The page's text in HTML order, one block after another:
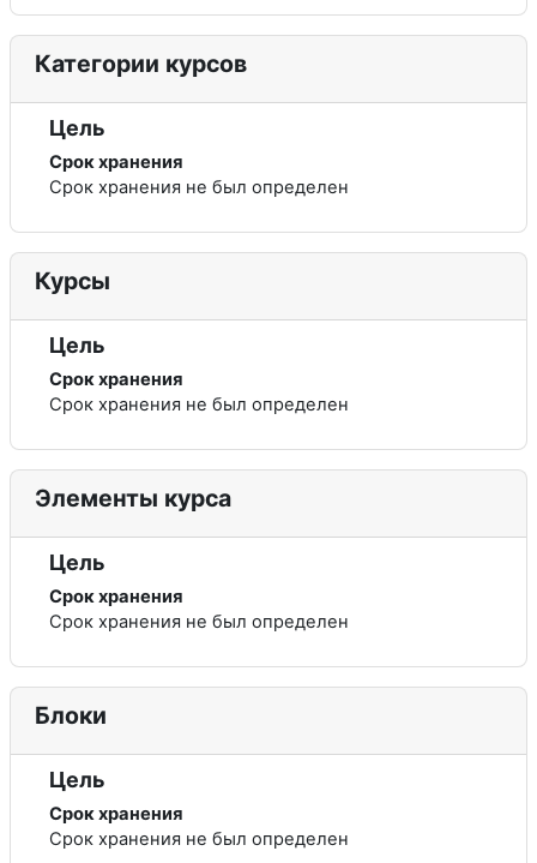
Категории курсов
Цель
Срок хранения
Срок хранения не был определен
Курсы
Цель
Срок хранения
Срок хранения не был определен
Элементы курса
Цель
Срок хранения
Срок хранения не был определен
Блоки
Цель
Срок хранения
Срок хранения не был определен